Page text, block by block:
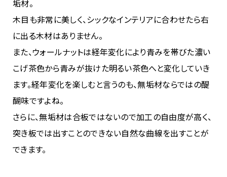
垢材。
木目も非常に美しく、シックなインテリアに合わせたら右
に出る木材はありません。
また、ウォールナットは経年変化により青みを帯びた濃い
こげ茶色から青みが抜けた明るい茶色へと変化していき
ます。経年変化を楽しむと言うのも、無垢材ならではの醍
醐味ですよね。
さらに、無垢材は合板ではないので加工の自由度が高く、
突き板では出すことのできない自然な曲線を出すことが
できます。